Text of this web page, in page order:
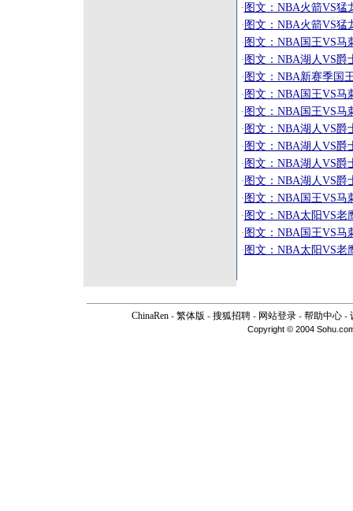
·图文：NBA火箭VS猛
·图文：NBA火箭VS猛
·图文：NBA国王VS马
·图文：NBA湖人VS爵
·图文：NBA新赛季国
·图文：NBA国王VS马
·图文：NBA国王VS马
·图文：NBA湖人VS爵
·图文：NBA湖人VS爵
·图文：NBA湖人VS爵
·图文：NBA湖人VS爵
·图文：NBA国王VS马
·图文：NBA太阳VS老
·图文：NBA国王VS马
·图文：NBA太阳VS老
ChinaRen - 繁体版 - 搜狐招聘 - 网站登录 - 帮助中心 -
Copyright © 2004